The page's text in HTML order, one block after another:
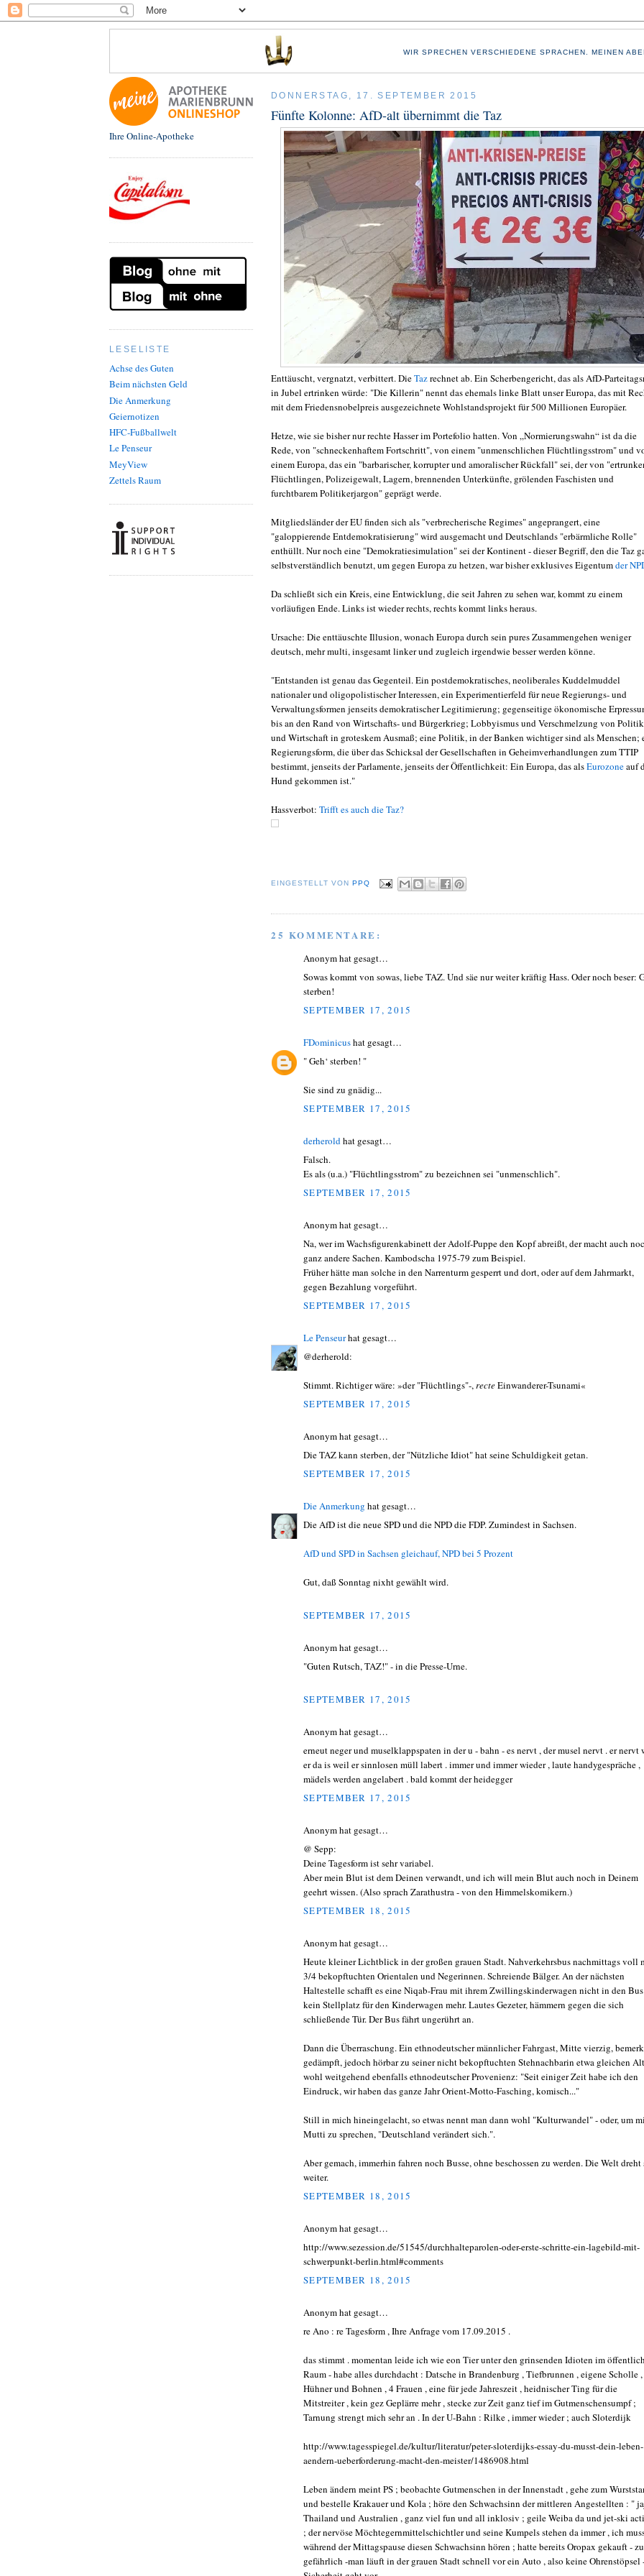
WIR SPRECHEN VERSCHIEDENE SPRACHEN. MEINEN
Ihre Online-Apotheke
LESELISTE
Achse des Guten
Beim nächsten Geld
Die Anmerkung
Geiernotizen
HFC-Fußballwelt
Le Penseur
MeyView
Zettels Raum
DONNERSTAG, 17. SEPTEMBER 2015
Fünfte Kolonne: AfD-alt übernimmt die Taz
Enttäuscht, vergnatzt, verbittert. DieTazrechnet ab. Ein Scherbengericht, das als AfD-
in Jubel ertrinken würde: "Die Killerin" nennt das ehemals linke Blatt unser Europa, das mit
mit dem Friedensnobelpreis ausgezeichnete Wohlstandsprojekt für 500 Millionen Europäer.
Hetze, wie sie bisher nur rechte Hasser im Portefolio hatten. Von „Normierungswahn“ ist da die
Rede, von "schneckenhaftem Fortschritt", von einem "unmenschlichen Flüchtlingsstrom" und
einem Europa, das ein "barbarischer, korrupter und amoralischer Rückfall" sei, der von
Flüchtlingen, Polizeigewalt, Lagern, brennenden Unterkünfte, grölenden Faschisten und
furchtbarem Politikerjargon" geprägt werde.
Mitgliedsländer der EU finden sich als "verbrecherische Regimes" angeprangert, eine
"galoppierende Entdemokratisierung" wird ausgemacht und Deutschlands "erbärmliche Rolle"
enthüllt. Nur noch eine "Demokratiesimulation" sei der Kontinent - dieser Begriff, den die Taz
selbstverständlich benutzt, um gegen Europa zu hetzen, war bisher exklusives Eigentumder
Da schließt sich ein Kreis, eine Entwicklung, die seit Jahren zu sehen war, kommt zu einem
vorläufigen Ende. Links ist wieder rechts, rechts kommt links heraus.
Ursache: Die enttäuschte Illusion, wonach Europa durch sein pures Zusammengehen weniger
deutsch, mehr multi, insgesamt linker und zugleich irgendwie besser werden könne.
"Entstanden ist genau das Gegenteil. Ein postdemokratisches, neoliberales Kuddelmuddel
nationaler und oligopolistischer Interessen, ein Experimentierfeld für neue Regierungs- und
Verwaltungsformen jenseits demokratischer Legitimierung; gegenseitige ökonomische
bis an den Rand von Wirtschafts- und Bürgerkrieg; Lobbyismus und Verschmelzung von Politik
und Wirtschaft in groteskem Ausmaß; eine Politik, in der Banken wichtiger sind als Menschen;
Regierungsform, die über das Schicksal der Gesellschaften in Geheimverhandlungen zum TTIP
bestimmt, jenseits der Parlamente, jenseits der Öffentlichkeit: Ein Europa, das alsEurozoneauf
Hund gekommen ist."
Hassverbot: Trifft es auch die Taz?
EINGESTELLT VON PPQ
25 KOMMENTARE:
Anonym hat gesagt…
Sowas kommt von sowas, liebe TAZ. Und säe nur weiter kräftig Hass. Oder noch beser:
sterben!
SEPTEMBER 17, 2015
FDominicushat gesagt…
" Geh‘ sterben! "
Sie sind zu gnädig...
SEPTEMBER 17, 2015
derheroldhat gesagt…
Falsch.
Es als (u.a.) "Flüchtlingsstrom" zu bezeichnen sei "unmenschlich".
SEPTEMBER 17, 2015
Anonym hat gesagt…
Na, wer im Wachsfigurenkabinett der Adolf-Puppe den Kopf abreißt, der macht auch
ganz andere Sachen. Kambodscha 1975-79 zum Beispiel.
Früher hätte man solche in den Narrenturm gesperrt und dort, oder auf dem Jahrmarkt,
gegen Bezahlung vorgeführt.
SEPTEMBER 17, 2015
Le Penseurhat gesagt…
@derherold:
Stimmt. Richtiger wäre: »der "Flüchtlings"-,recteEinwanderer-Tsunami«
SEPTEMBER 17, 2015
Anonym hat gesagt…
Die TAZ kann sterben, der "Nützliche Idiot" hat seine Schuldigkeit getan.
SEPTEMBER 17, 2015
Die Anmerkung hat gesagt…
Die AfD ist die neue SPD und die NPD die FDP. Zumindest in Sachsen.
AfD und SPD in Sachsen gleichauf, NPD bei 5 Prozent
Gut, daß Sonntag nixht gewählt wird.
SEPTEMBER 17, 2015
Anonym hat gesagt…
"Guten Rutsch, TAZ!" - in die Presse-Urne.
SEPTEMBER 17, 2015
Anonym hat gesagt…
erneut neger und muselklappspaten in der u - bahn - es nervt , der musel nervt . er nervt
er da is weil er sinnlosen müll labert . immer und immer wieder , laute handygespräche ,
mädels werden angelabert . bald kommt der heidegger
SEPTEMBER 17, 2015
Anonym hat gesagt…
@ Sepp:
Deine Tagesform ist sehr variabel.
Aber mein Blut ist dem Deinen verwandt, und ich will mein Blut auch noch in Deinem
geehrt wissen. (Also sprach Zarathustra - von den Himmelskomikern.)
SEPTEMBER 18, 2015
Anonym hat gesagt…
Heute kleiner Lichtblick in der großen grauen Stadt. Nahverkehrsbus nachmittags voll
3/4 bekopftuchten Orientalen und Negerinnen. Schreiende Bälger. An der nächsten
Haltestelle schafft es eine Niqab-Frau mit ihrem Zwillingskinderwagen nicht in den
kein Stellplatz für den Kinderwagen mehr. Lautes Gezeter, hämmern gegen die sich
schließende Tür. Der Bus fährt ungerührt an.
Dann die Überraschung. Ein ethnodeutscher männlicher Fahrgast, Mitte vierzig,
gedämpft, jedoch hörbar zu seiner nicht bekopftuchten Stehnachbarin etwa gleichen
wohl weitgehend ebenfalls ethnodeutscher Provenienz: "Seit einiger Zeit habe ich den
Eindruck, wir haben das ganze Jahr Orient-Motto-Fasching, komisch..."
Still in mich hineingelacht, so etwas nennt man dann wohl "Kulturwandel" - oder, um
Mutti zu sprechen, "Deutschland verändert sich.".
Aber gemach, immerhin fahren noch Busse, ohne beschossen zu werden. Die Welt dreht
weiter.
SEPTEMBER 18, 2015
Anonym hat gesagt…
http://www.sezession.de/51545/durchhalteparolen-oder-erste-schritte-ein-lagebild-mit-
schwerpunkt-berlin.html#comments
SEPTEMBER 18, 2015
Anonym hat gesagt…
re Ano : re Tagesform , Ihre Anfrage vom 17.09.2015 .
das stimmt . momentan leide ich wie eon Tier unter den grinsenden Idioten im
Raum - habe alles durchdacht : Datsche in Brandenburg , Tiefbrunnen , eigene Scholle ,
Hühner und Bohnen , 4 Frauen , eine für jede Jahreszeit , heidnischer Ting für die
Mitstreiter , kein gez Geplärre mehr , stecke zur Zeit ganz tief im Gutmenschensumpf ;
Tarnung strengt mich sehr an . In der U-Bahn : Rilke , immer wieder ; auch Sloterdijk
http://www.tagesspiegel.de/kultur/literatur/peter-sloterdijks-essay-du-musst-dein-leben-
aendern-ueberforderung-macht-den-meister/1486908.html
Leben ändern meint PS ; beobachte Gutmenschen in der Innenstadt , gehe zum
und bestelle Krakauer und Kola ; höre den Schwachsinn der mittleren Angestellten : "
Thailand und Australien , ganz viel fun und all inklosiv ; geile Weiba da und jet-ski
; der nervöse Möchtegernmittelschichtler und seine Kumpels stehen da immer , ich
während der Mittagspause diesen Schwachsinn hören ; hatte bereits Oropax gekauft - zu
gefährlich -man läuft in der grauen Stadt schnell vor ein Auto , also keine Ohrenstöpsel